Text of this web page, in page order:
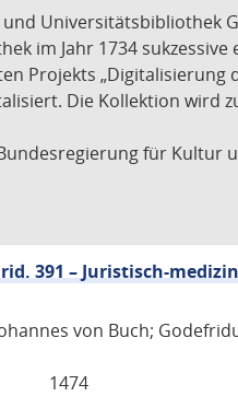
und
im Jahr 1734
Projekts
Die Kollektion
für Kultur
391 – Juristisch-
von Buch;
1474